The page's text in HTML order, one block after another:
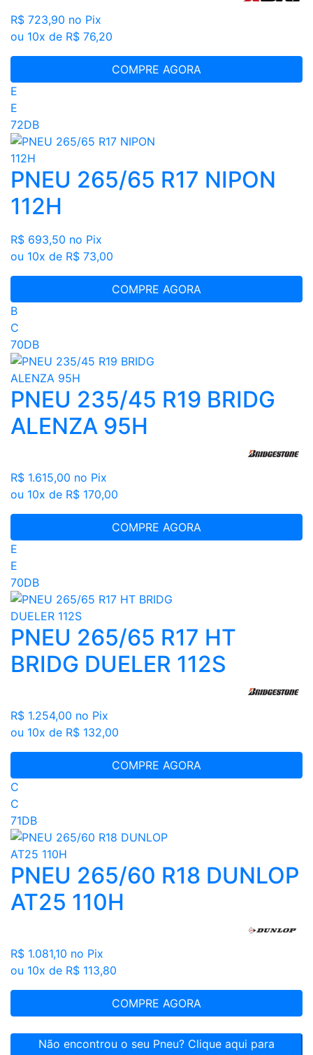
R$ 723,90 no Pix
ou 10x de R$ 76,20
COMPRE AGORA
E
E
72DB
PNEU 265/65 R17 NIPON
112H
R$ 693,50 no Pix
ou 10x de R$ 73,00
COMPRE AGORA
B
C
70DB
PNEU 235/45 R19 BRIDG
ALENZA 95H
R$ 1.615,00 no Pix
ou 10x de R$ 170,00
COMPRE AGORA
E
E
70DB
PNEU 265/65 R17 HT
BRIDG DUELER 112S
R$ 1.254,00 no Pix
ou 10x de R$ 132,00
COMPRE AGORA
C
C
71DB
PNEU 265/60 R18 DUNLOP
AT25 110H
R$ 1.081,10 no Pix
ou 10x de R$ 113,80
COMPRE AGORA
Não encontrou o seu Pneu? Clique aqui para